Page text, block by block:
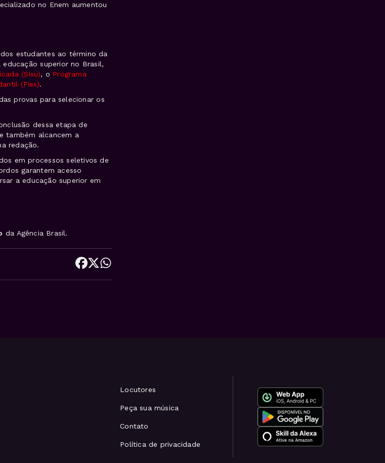
no Enem aumentou
estudantes ao término da
superior no Brasil,
(Sisu), o Programa
(Fies).
provas para selecionar os
dessa etapa de
também alcancem a
redação.
em processos seletivos de
garantem acesso
a educação superior em
da Agência Brasil.
Locutores
Peça sua música
Contato
Política de privacidade